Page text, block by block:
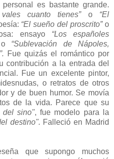
es bastante grande.
vales cuanto tienes”o “El
“El sueño del proscrito”o
ensayo “Los españoles
o “Sublevación de Nápoles,
Fue quizás el romántico por
contribución a la entrada del
Fue un excelente pintor,
o retratos de otros
y de buen humor. Se movía
de la vida. Parece que su
del sino", fue modelo para la
destino". Falleció en Madrid
que supongo muchos